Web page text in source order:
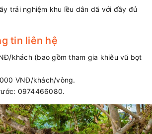
trải nghiệm khu lều dân dã với đầy đủ
tin liên hệ
khách (bao gồm tham gia khiêu vũ bọt
VNĐ/khách/vòng.
0974466080.